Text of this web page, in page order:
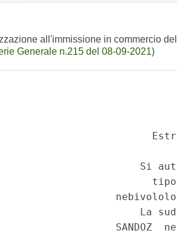
all'immissione in commercio
Generale n.215 del 08-09-2021)